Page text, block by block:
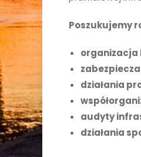
Poszukujemy
organizacja
działania
audyty
działania